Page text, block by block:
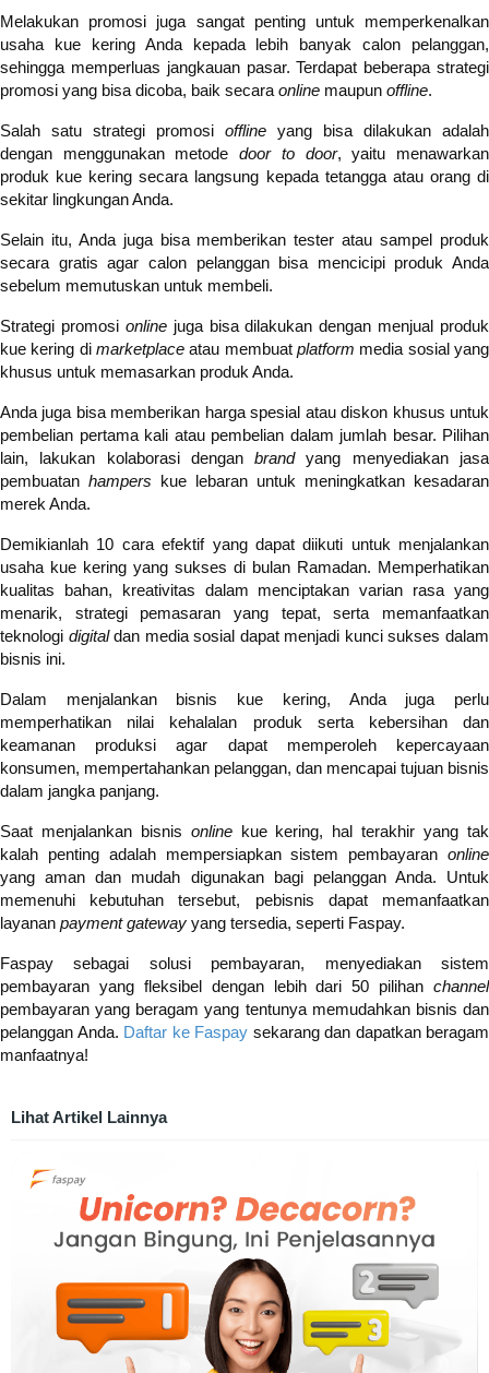
Melakukan promosi juga sangat penting untuk memperkenalkan
usaha kue kering Anda kepada lebih banyak calon pelanggan,
sehingga memperluas jangkauan pasar. Terdapat beberapa strategi
promosi yang bisa dicoba, baik secara online maupun offline.
Salah satu strategi promosi offline yang bisa dilakukan adalah
dengan menggunakan metodedoor to door, yaitu menawarkan
produk kue kering secara langsung kepada tetangga atau orang di
sekitar lingkungan Anda.
Selain itu, Anda juga bisa memberikan tester atau sampel produk
secara gratis agar calon pelanggan bisa mencicipi produk Anda
sebelum memutuskan untuk membeli.
Strategi promosi online juga bisa dilakukan dengan menjual produk
kue kering di marketplaceatau membuatplatform media sosial yang
khusus untuk memasarkan produk Anda.
Anda juga bisa memberikan harga spesial atau diskon khusus untuk
pembelian pertama kali atau pembelian dalam jumlah besar. Pilihan
lain, lakukan kolaborasi denganbrandyang menyediakan jasa
pembuatan hampers kue lebaran untuk meningkatkan kesadaran
merek Anda.
Demikianlah 10 cara efektif yang dapat diikuti untuk menjalankan
usaha kue kering yang sukses di bulan Ramadan. Memperhatikan
kualitas bahan, kreativitas dalam menciptakan varian rasa yang
menarik, strategi pemasaran yang tepat, serta memanfaatkan
teknologi digitaldan media sosial dapat menjadi kunci sukses dalam
bisnis ini.
Dalam menjalankan bisnis kue kering, Anda juga perlu
memperhatikan nilai kehalalan produk serta kebersihan dan
keamanan produksi agar dapat memperoleh kepercayaan
konsumen, mempertahankan pelanggan, dan mencapai tujuan bisnis
dalam jangka panjang.
Saat menjalankan bisnis online kue kering, hal terakhir yang tak
kalah penting adalah mempersiapkan sistem pembayaran online
yang aman dan mudah digunakan bagi pelanggan Anda. Untuk
memenuhi kebutuhan tersebut, pebisnis dapat memanfaatkan
layanan payment gateway yang tersedia, seperti Faspay.
Faspay sebagai solusi pembayaran, menyediakan sistem
pembayaran yang fleksibel dengan lebih dari 50 pilihan channel
pembayaran yang beragam yang tentunya memudahkan bisnis dan
pelanggan Anda. Daftar ke Faspay sekarang dan dapatkan beragam
manfaatnya!
Lihat Artikel Lainnya